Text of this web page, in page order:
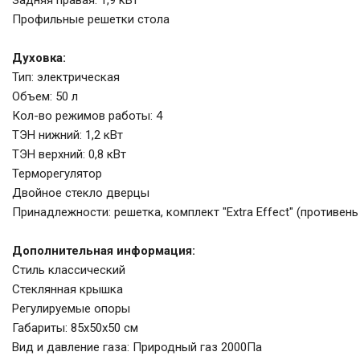
Профильные решетки стола
Духовка:
Тип: электрическая
Объем: 50 л
Кол-во режимов работы: 4
ТЭН нижний: 1,2 кВт
ТЭН верхний: 0,8 кВт
Терморегулятор
Двойное стекло дверцы
Принадлежности: решетка, комплект "Extra Effect"
Дополнительная информация:
Стиль классический
Стеклянная крышка
Регулируемые опоры
Габариты: 85х50х50 см
Вид и давление газа: Природный газ 2000Па